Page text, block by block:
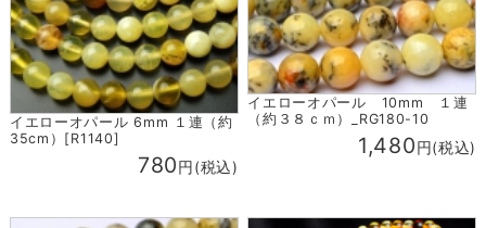
イエローオパール 6mm １連（約
35cm）[R1140]
780円(税込)
イエローオパール 10mm １連
（約３８ｃｍ）_RG180-10
1,480円(税込)